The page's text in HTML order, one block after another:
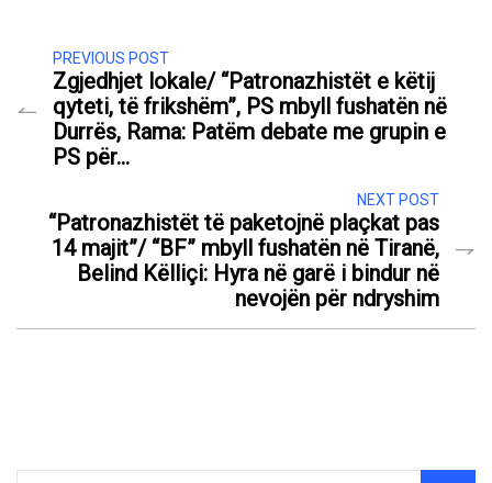
PREVIOUS POST
Zgjedhjet lokale/ “Patronazhistët e këtij
qyteti, të frikshëm”, PS mbyll fushatën në
Durrës, Rama: Patëm debate me grupin e
PS për…
NEXT POST
“Patronazhistët të paketojnë plaçkat pas
14 majit”/ “BF” mbyll fushatën në Tiranë,
Belind Këlliçi: Hyra në garë i bindur në
nevojën për ndryshim